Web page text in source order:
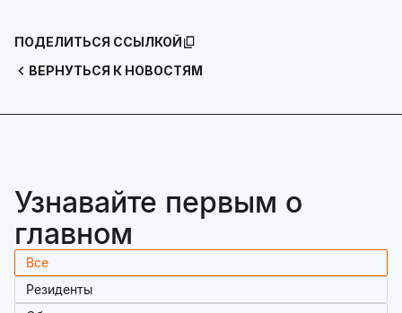
ВЕРНУТЬСЯ К НОВОСТЯМ
ПОДЕЛИТЬСЯ ССЫЛКОЙ
Узнавайте первым о
главном
Все
Резиденты